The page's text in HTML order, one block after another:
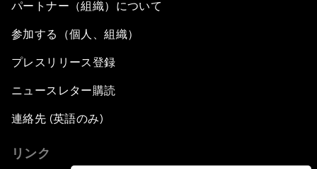
パートナー（組織）について
参加する（個人、組織）
プレスリリース登録
ニュースレター購読
連絡先 (英語のみ)
リンク